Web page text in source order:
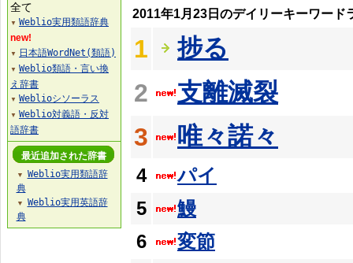
2011年1月23日のデイリーキーワード
1
捗る
2
支離滅裂
3
唯々諾々
4
パイ
5
鰻
6
変節
全て
▼ Weblio実用類語辞典
new!
▼ 日本語WordNet(類語)
▼ Weblio類語・言い換
え辞書
▼ Weblioシソーラス
▼ Weblio対義語・反対
語辞書
最近追加された辞書
▼
Weblio実用類語辞
典
▼
Weblio実用英語辞
典